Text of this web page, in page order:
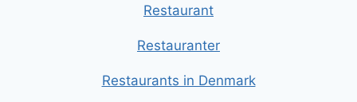
Restaurant
Restauranter
Restaurants in Denmark